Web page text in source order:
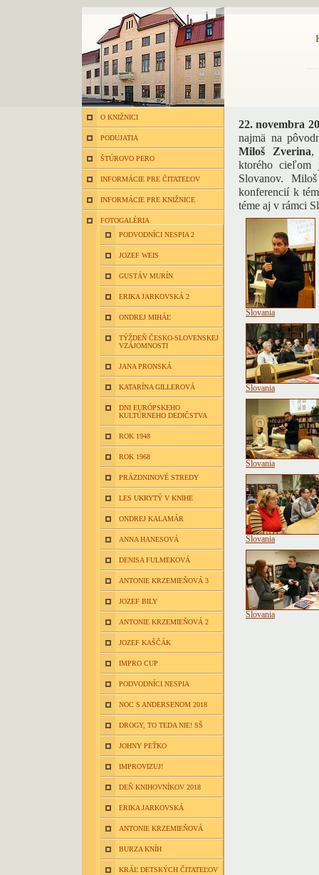
O KNIŽNICI
PODUJATIA
ŠTÚROVO PERO
INFORMÁCIE PRE ČITATEĽOV
INFORMÁCIE PRE KNIŽNICE
FOTOGALÉRIA
PODVODNÍCI NESPIA 2
JOZEF WEIS
GUSTÁV MURÍN
ERIKA JARKOVSKÁ 2
ONDREJ MIHÁĽ
TÝŽDEŇ ČESKO-SLOVENSKEJ
VZÁJOMNOSTI
JANA PRONSKÁ
KATARÍNA GILLEROVÁ
DNI EURÓPSKEHO
KULTÚRNEHO DEDIČSTVA
ROK 1948
ROK 1968
PRÁZDNINOVÉ STREDY
LES UKRYTÝ V KNIHE
ONDREJ KALAMÁR
ANNA HANESOVÁ
DENISA FULMEKOVÁ
ANTONIE KRZEMIEŇOVÁ 3
JOZEF BILY
ANTONIE KRZEMIEŇOVÁ 2
JOZEF KAŠČÁK
IMPRO CUP
PODVODNÍCI NESPIA
NOC S ANDERSENOM 2018
DROGY, TO TEDA NIE! SŠ
JOHNY PEŤKO
IMPROVIZUJ!
DEŇ KNIHOVNÍKOV 2018
ERIKA JARKOVSKÁ
ANTONIE KRZEMIEŇOVÁ
BURZA KNÍH
KRÁĽ DETSKÝCH ČITATEĽOV
22. novembra
najmä na
Miloš Zverina,
ktorého cieľom
Slovanov.
konferencií k
téme aj v rámci
Slovania
Slovania
Slovania
Slovania
Slovania